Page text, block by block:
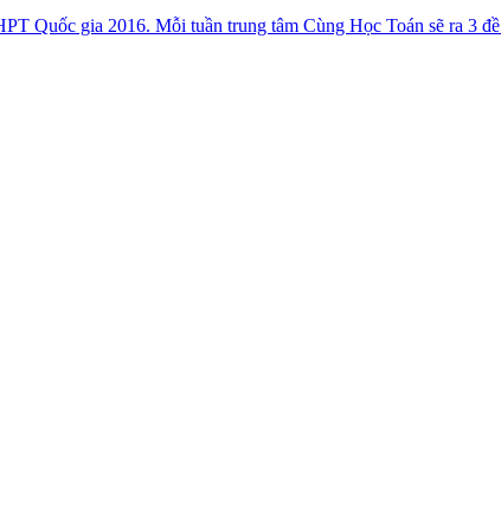
Quốc gia 2016. Mỗi tuần trung tâm Cùng Học Toán sẽ ra 3